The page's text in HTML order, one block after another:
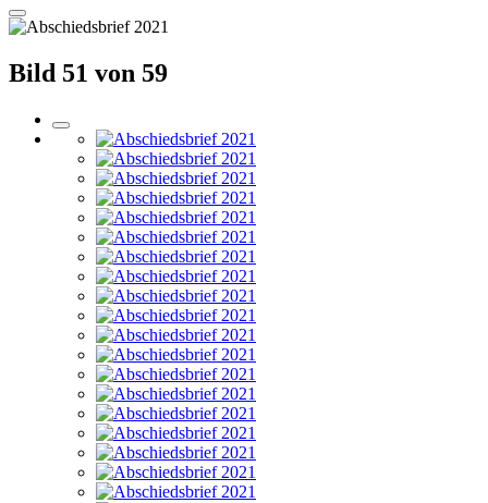
Bild 51 von 59